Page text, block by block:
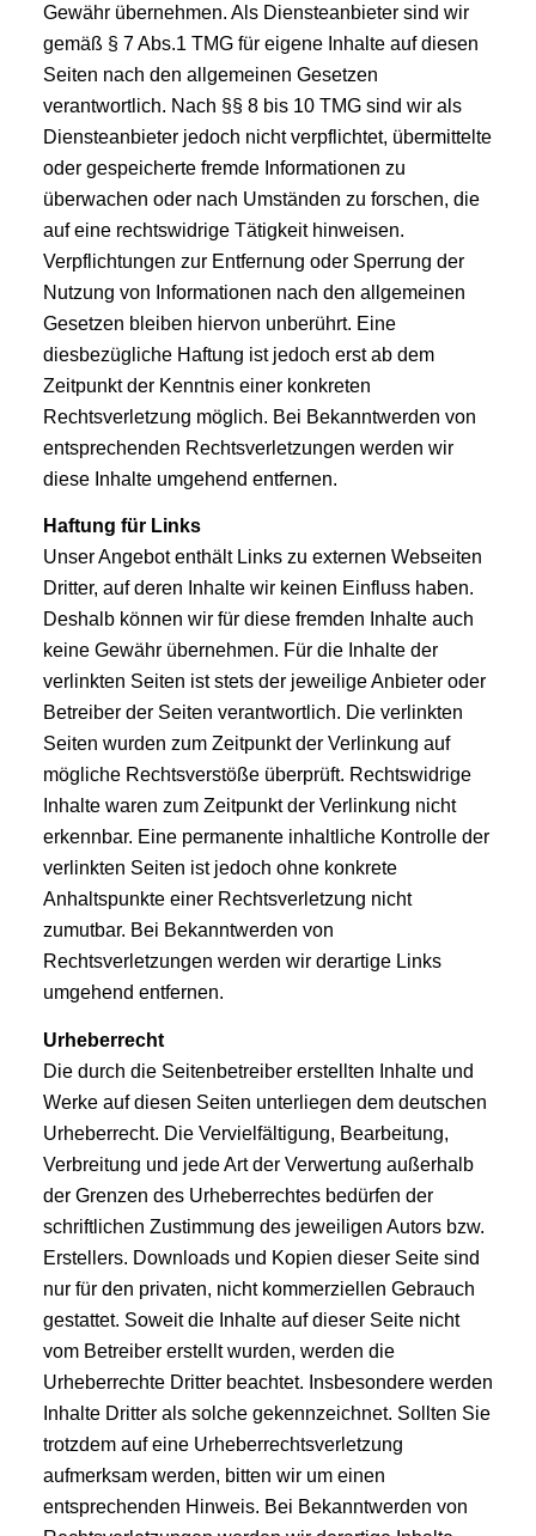
Gewähr übernehmen. Als Diensteanbieter sind wir
gemäß § 7 Abs.1 TMG für eigene Inhalte auf diesen
Seiten nach den allgemeinen Gesetzen
verantwortlich. Nach §§ 8 bis 10 TMG sind wir als
Diensteanbieter jedoch nicht verpflichtet, übermittelte
oder gespeicherte fremde Informationen zu
überwachen oder nach Umständen zu forschen, die
auf eine rechtswidrige Tätigkeit hinweisen.
Verpflichtungen zur Entfernung oder Sperrung der
Nutzung von Informationen nach den allgemeinen
Gesetzen bleiben hiervon unberührt. Eine
diesbezügliche Haftung ist jedoch erst ab dem
Zeitpunkt der Kenntnis einer konkreten
Rechtsverletzung möglich. Bei Bekanntwerden von
entsprechenden Rechtsverletzungen werden wir
diese Inhalte umgehend entfernen.
Haftung für Links
Unser Angebot enthält Links zu externen Webseiten
Dritter, auf deren Inhalte wir keinen Einfluss haben.
Deshalb können wir für diese fremden Inhalte auch
keine Gewähr übernehmen. Für die Inhalte der
verlinkten Seiten ist stets der jeweilige Anbieter oder
Betreiber der Seiten verantwortlich. Die verlinkten
Seiten wurden zum Zeitpunkt der Verlinkung auf
mögliche Rechtsverstöße überprüft. Rechtswidrige
Inhalte waren zum Zeitpunkt der Verlinkung nicht
erkennbar. Eine permanente inhaltliche Kontrolle der
verlinkten Seiten ist jedoch ohne konkrete
Anhaltspunkte einer Rechtsverletzung nicht
zumutbar. Bei Bekanntwerden von
Rechtsverletzungen werden wir derartige Links
umgehend entfernen.
Urheberrecht
Die durch die Seitenbetreiber erstellten Inhalte und
Werke auf diesen Seiten unterliegen dem deutschen
Urheberrecht. Die Vervielfältigung, Bearbeitung,
Verbreitung und jede Art der Verwertung außerhalb
der Grenzen des Urheberrechtes bedürfen der
schriftlichen Zustimmung des jeweiligen Autors bzw.
Erstellers. Downloads und Kopien dieser Seite sind
nur für den privaten, nicht kommerziellen Gebrauch
gestattet. Soweit die Inhalte auf dieser Seite nicht
vom Betreiber erstellt wurden, werden die
Urheberrechte Dritter beachtet. Insbesondere werden
Inhalte Dritter als solche gekennzeichnet. Sollten Sie
trotzdem auf eine Urheberrechtsverletzung
aufmerksam werden, bitten wir um einen
entsprechenden Hinweis. Bei Bekanntwerden von